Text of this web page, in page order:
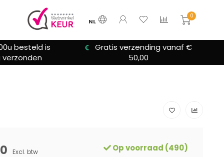
NL
0
vanaf €
We bieden altijd hulp bij
installatie
Excl. btw Op voorraad (490)